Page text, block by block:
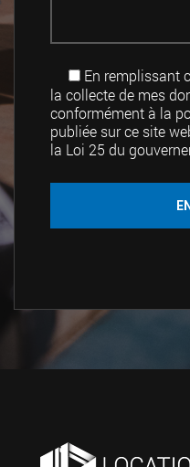
En remplissant
la collecte de mes
conformément à la
publiée sur ce site
la Loi 25 du